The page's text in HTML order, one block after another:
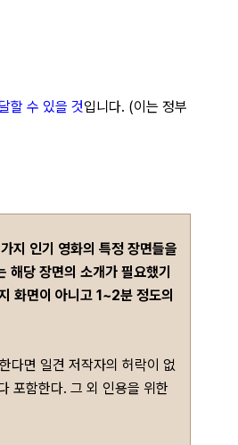
할 수 있을 것입니다. (이는 정부
지 인기 영화의 특정 장면들을
해당 장면의 소개가 필요했기
화면이 아니고 1~2분 정도의
다면 일견 저작자의 허락이 없
포함한다. 그 외 인용을 위한